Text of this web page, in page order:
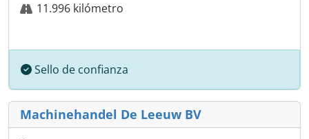
11.996 kilómetro
Sello de confianza
Machinehandel De Leeuw BV